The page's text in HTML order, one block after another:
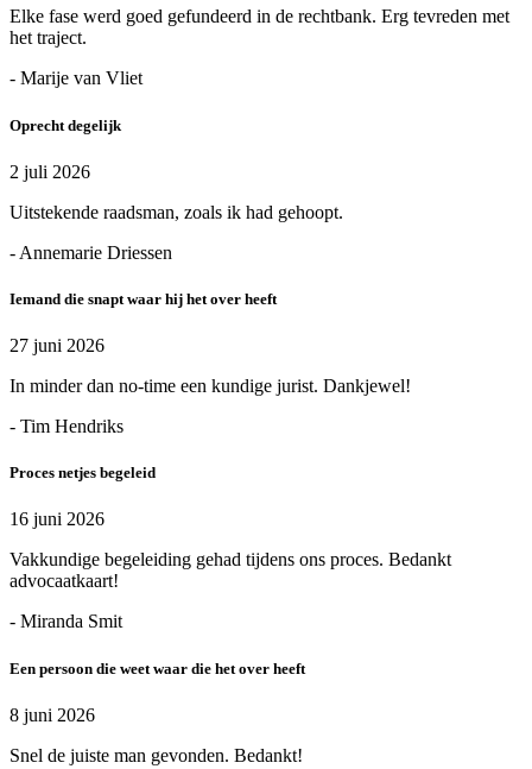
Elke fase werd goed gefundeerd in de rechtbank. Erg tevreden met
het traject.
- Marije van Vliet
Oprecht degelijk
2 juli 2026
Uitstekende raadsman, zoals ik had gehoopt.
- Annemarie Driessen
Iemand die snapt waar hij het over heeft
27 juni 2026
In minder dan no-time een kundige jurist. Dankjewel!
- Tim Hendriks
Proces netjes begeleid
16 juni 2026
Vakkundige begeleiding gehad tijdens ons proces. Bedankt
advocaatkaart!
- Miranda Smit
Een persoon die weet waar die het over heeft
8 juni 2026
Snel de juiste man gevonden. Bedankt!